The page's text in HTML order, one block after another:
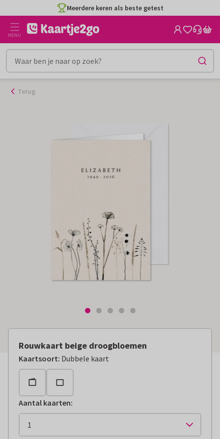
naar
inhoud
Meerdere keren als beste getest
MENU
Terug
Rouwkaart beige droogbloemen
Kaartsoort: Dubbele kaart
Aantal kaarten: